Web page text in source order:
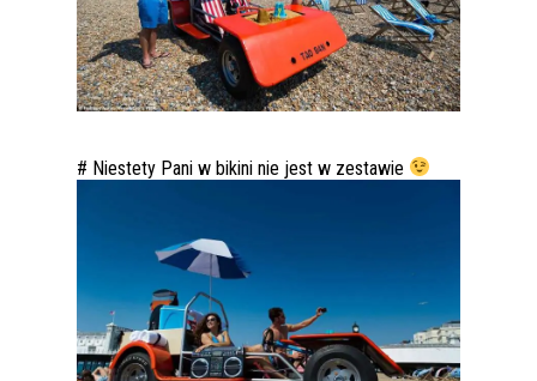
# Niestety Pani w bikini nie jest w zestawie